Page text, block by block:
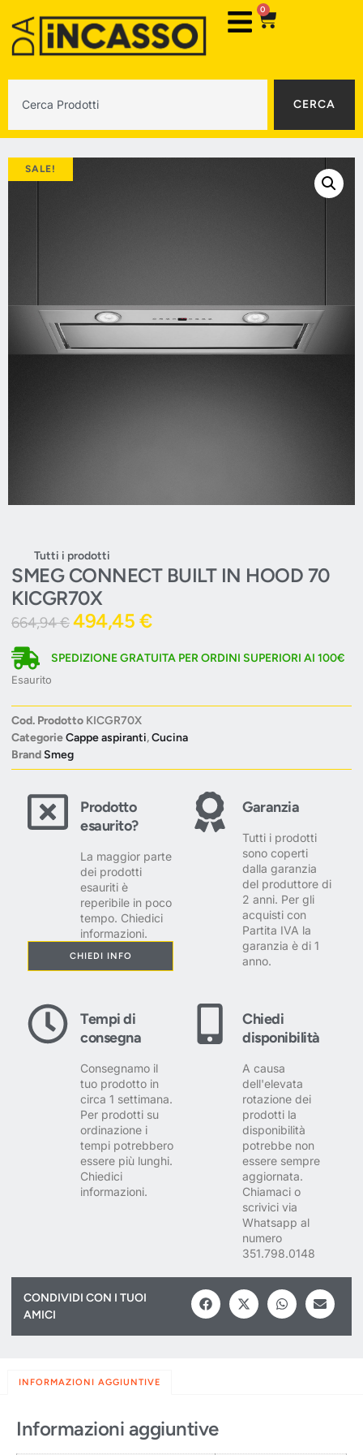
0
CERCA
SALE!
Tutti i prodotti
SMEG CONNECT BUILT IN HOOD 70
KICGR70X
664,94€494,45 €
SPEDIZIONE GRATUITA PER ORDINI SUPERIORI AI 100€
Esaurito
Cod. Prodotto KICGR70X
CategorieCappe aspiranti,Cucina
BrandSmeg
Prodotto
esaurito?
La maggior parte
dei prodotti
esauriti è
reperibile in poco
tempo. Chiedici
informazioni.
CHIEDI INFO
Garanzia
Tutti i prodotti
sono coperti
dalla garanzia
del produttore di
2 anni. Per gli
acquisti con
Partita IVA la
garanzia è di 1
anno.
Tempi di
consegna
Consegnamo il
tuo prodotto in
circa 1 settimana.
Per prodotti su
ordinazione i
tempi potrebbero
essere più lunghi.
Chiedici
informazioni.
Chiedi
disponibilità
A causa
dell'elevata
rotazione dei
prodotti la
disponibilità
potrebbe non
essere sempre
aggiornata.
Chiamaci o
scrivici via
Whatsapp al
numero
351.798.0148
CONDIVIDI CON I TUOI
AMICI
INFORMAZIONI AGGIUNTIVE
Informazioni aggiuntive